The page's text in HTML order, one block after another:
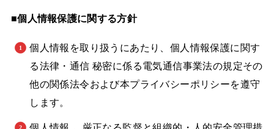
■個人情報保護に関する方針
個人情報を取り扱うにあたり、個人情報保護に関す
る法律・通信 秘密に係る電気通信事業法の規定その
他の関係法令および本プライバシーポリシーを遵守
します。